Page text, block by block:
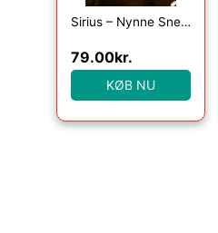
Sirius – Nynne Snefnug, 40 Lys med timer, Klar/Grøn
79.00kr.
KØB NU